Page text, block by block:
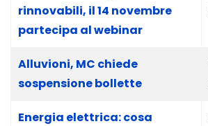
rinnovabili, il 14 novembre
partecipa al webinar
Alluvioni, MC chiede
sospensione bollette
Energia elettrica: cosa